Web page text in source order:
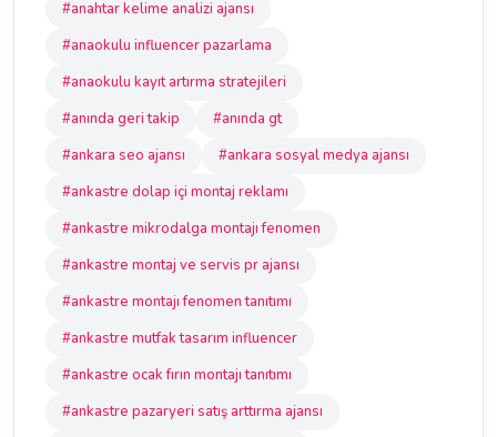
#anahtar kelime analizi ajansı
#anaokulu influencer pazarlama
#anaokulu kayıt artırma stratejileri
#anında geri takip
#anında gt
#ankara seo ajansı
#ankara sosyal medya ajansı
#ankastre dolap içi montaj reklamı
#ankastre mikrodalga montajı fenomen
#ankastre montaj ve servis pr ajansı
#ankastre montajı fenomen tanıtımı
#ankastre mutfak tasarım influencer
#ankastre ocak fırın montajı tanıtımı
#ankastre pazaryeri satış arttırma ajansı